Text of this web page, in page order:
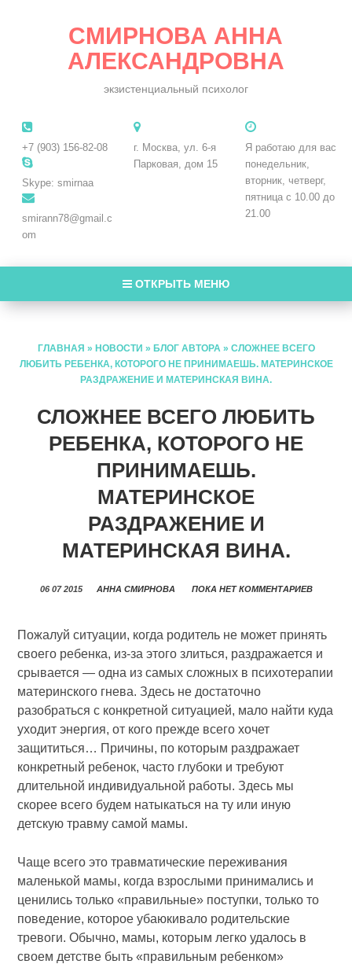
СМИРНОВА АННА
АЛЕКСАНДРОВНА
экзистенциальный психолог
Я работаю для вас
понедельник,
вторник, четверг,
пятница с 10.00 до
21.00
г. Москва, ул. 6-я
Парковая, дом 15
+7 (903) 156-82-08
Skype: smirnaa
smirann78@gmail.c
om
ОТКРЫТЬ МЕНЮ
ГЛАВНАЯ » НОВОСТИ » БЛОГ АВТОРА» СЛОЖНЕЕ ВСЕГО
ЛЮБИТЬ РЕБЕНКА, КОТОРОГО НЕ ПРИНИМАЕШЬ. МАТЕРИНСКОЕ
РАЗДРАЖЕНИЕ И МАТЕРИНСКАЯ ВИНА.
СЛОЖНЕЕ ВСЕГО ЛЮБИТЬ
РЕБЕНКА, КОТОРОГО НЕ
ПРИНИМАЕШЬ.
МАТЕРИНСКОЕ
РАЗДРАЖЕНИЕ И
МАТЕРИНСКАЯ ВИНА.
06 07 2015 АННА СМИРНОВА ПОКА НЕТ КОММЕНТАРИЕВ
Пожалуй ситуации, когда родитель не может принять
своего ребенка, из-за этого злиться, раздражается и
срывается — одна из самых сложных в психотерапии
материнского гнева. Здесь не достаточно
разобраться с конкретной ситуацией, мало найти куда
уходит энергия, от кого прежде всего хочет
защититься… Причины, по которым раздражает
конкретный ребенок, часто глубоки и требуют
длительной индивидуальной работы. Здесь мы
скорее всего будем натыкаться на ту или иную
детскую травму самой мамы.
Чаще всего это травматические переживания
маленькой мамы, когда взрослыми принимались и
ценились только «правильные» поступки, только то
поведение, которое убаюкивало родительские
тревоги. Обычно, мамы, которым легко удалось в
своем детстве быть «правильным ребенком»